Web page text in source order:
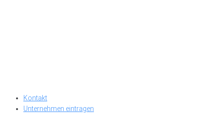
Kontakt
Unternehmen eintragen